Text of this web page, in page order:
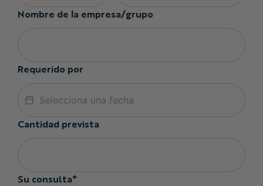
Nombre de la empresa/grupo
Requerido por
Cantidad prevista
Su consulta*